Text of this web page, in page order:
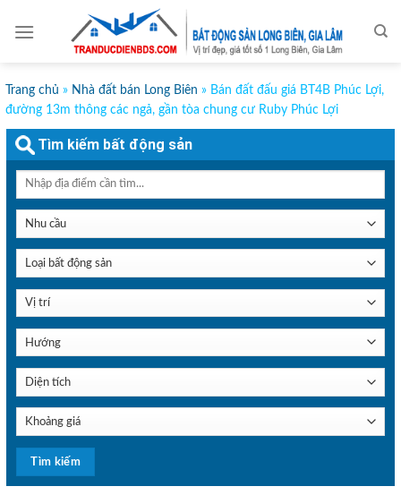
Trang chủ » Nhà đất bán Long Biên » Bán đất đấu giá BT4B Phúc Lợi,
đường 13m thông các ngả, gần tòa chung cư Ruby Phúc Lợi
Tìm kiếm bất động sản